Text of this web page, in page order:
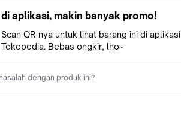
di aplikasi, makin banyak promo!
Scan QR-nya untuk lihat barang ini di aplikasi
Tokopedia. Bebas ongkir, lho~
dengan produk ini?